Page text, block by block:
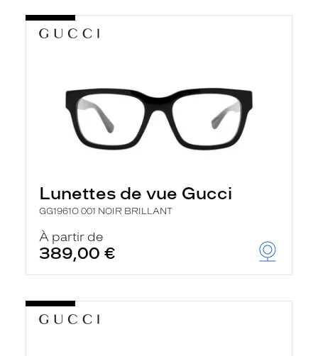
Lunettes de vue Gucci
GG1961O 001 NOIR BRILLANT
À partir de
389,00 €